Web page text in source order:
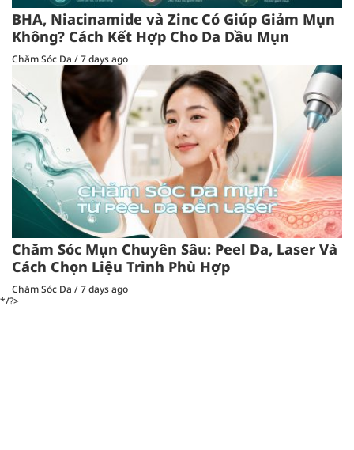
BHA, Niacinamide và Zinc Có Giúp Giảm Mụn
Không? Cách Kết Hợp Cho Da Dầu Mụn
Chăm Sóc Da /7 days ago
Chăm Sóc Mụn Chuyên Sâu: Peel Da, Laser Và
Cách Chọn Liệu Trình Phù Hợp
Chăm Sóc Da /7 days ago
*/?>